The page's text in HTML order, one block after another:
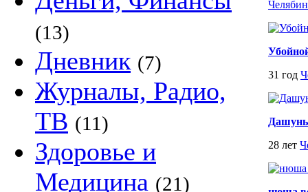
(13)
Дневник (7)
Журналы, Радио,
ТВ (11)
Здоровье и
Медицина (21)
31 год
28 лет